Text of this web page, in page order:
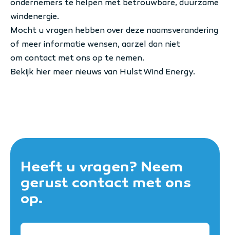
ondernemers te helpen met betrouwbare, duurzame
windenergie.
Mocht u vragen hebben over deze naamsverandering
of meer informatie wensen, aarzel dan niet
om contact met ons op te nemen.
Bekijk hier meer nieuws van Hulst Wind Energy.
Heeft u vragen? Neem
gerust contact met ons
op.
Voornaam